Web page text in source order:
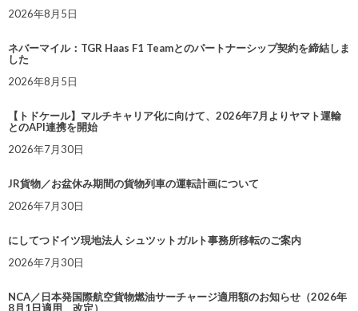
2026年8月5日
ネバーマイル：TGR Haas F1 Teamとのパートナーシップ契約を締結しま
した
2026年8月5日
【トドケール】マルチキャリア化に向けて、2026年7月よりヤマト運輸
とのAPI連携を開始
2026年7月30日
JR貨物／お盆休み期間の貨物列車の運転計画について
2026年7月30日
にしてつドイツ現地法人 シュツットガルト事務所移転のご案内
2026年7月30日
NCA／日本発国際航空貨物燃油サーチャージ適用額のお知らせ（2026年
8月1日適用 改定）